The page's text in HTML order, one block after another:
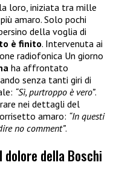
loro, iniziata tra mille
amaro. Solo pochi
della voglia di
è finito. Intervenuta ai
radiofonica Un giorno
ha affrontato
senza tanti giri di
“Sì, purtroppo è vero”.
nei dettagli del
amaro: “In questi
no comment”.
della Boschi